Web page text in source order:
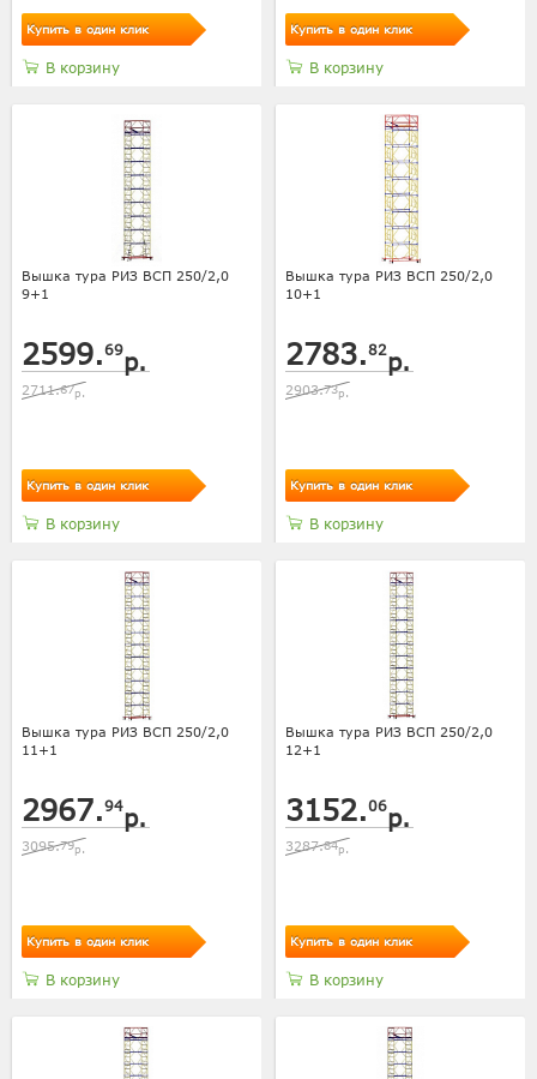
Купить в один клик
В корзину
Купить в один клик
В корзину
Вышка тура РИЗ ВСП 250/2,0
9+1
2599.69р.
2711.67р.
Купить в один клик
В корзину
Вышка тура РИЗ ВСП 250/2,0
10+1
2783.82р.
2903.73р.
Купить в один клик
В корзину
Вышка тура РИЗ ВСП 250/2,0
11+1
2967.94р.
3095.79р.
Купить в один клик
В корзину
Вышка тура РИЗ ВСП 250/2,0
12+1
3152.06р.
3287.84р.
Купить в один клик
В корзину